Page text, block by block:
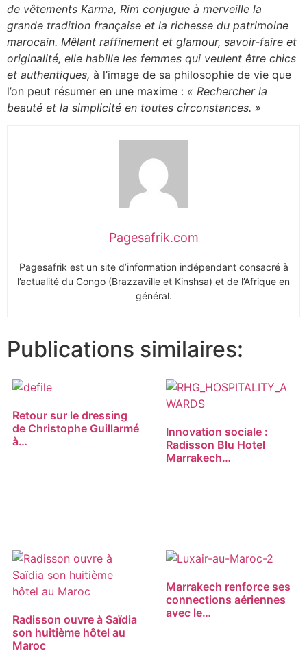
de vêtements Karma, Rim conjugue à merveille la
grande tradition française et la richesse du patrimoine
marocain. Mêlant raffinement et glamour, savoir-faire et
originalité, elle habille les femmes qui veulent être chics
et authentiques, à l’image de sa philosophie de vie que
l’on peut résumer en une maxime : « Rechercher la
beauté et la simplicité en toutes circonstances. »
Pagesafrik.com
Pagesafrik est un site d’information indépendant consacré à
l’actualité du Congo (Brazzaville et Kinshsa) et de l’Afrique en
général.
Publications similaires:
Retour sur le dressing
de Christophe Guillarmé
à…
Innovation sociale :
Radisson Blu Hotel
Marrakech…
Radisson ouvre à Saïdia
son huitième hôtel au
Maroc
Marrakech renforce ses
connections aériennes
avec le…